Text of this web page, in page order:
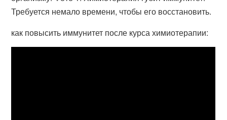
Требуется немало времени, чтобы его восстановить.
как повысить иммунитет после курса химиотерапии: